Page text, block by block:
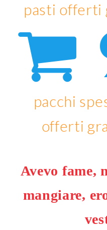
pasti offerti
pacchi
offerti
Avevo fame,
mangiare,